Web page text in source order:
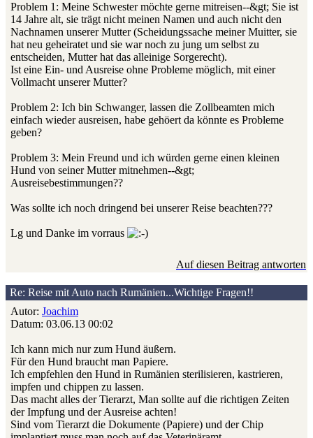
Problem 1: Meine Schwester möchte gerne mitreisen--&gt; Sie ist
14 Jahre alt, sie trägt nicht meinen Namen und auch nicht den
Nachnamen unserer Mutter (Scheidungssache meiner Muitter, sie
hat neu geheiratet und sie war noch zu jung um selbst zu
entscheiden, Mutter hat das alleinige Sorgerecht).
Ist eine Ein- und Ausreise ohne Probleme möglich, mit einer
Vollmacht unserer Mutter?
Problem 2: Ich bin Schwanger, lassen die Zollbeamten mich
einfach wieder ausreisen, habe gehöert da könnte es Probleme
geben?
Problem 3: Mein Freund und ich würden gerne einen kleinen
Hund von seiner Mutter mitnehmen--&gt;
Ausreisebestimmungen??
Was sollte ich noch dringend bei unserer Reise beachten???
Lg und Danke im vorraus
Auf diesen Beitrag antworten
Re: Reise mit Auto nach Rumänien...Wichtige Fragen!!
Autor: Joachim
Datum: 03.06.13 00:02
Ich kann mich nur zum Hund äußern.
Für den Hund braucht man Papiere.
Ich empfehlen den Hund in Rumänien sterilisieren, kastrieren,
impfen und chippen zu lassen.
Das macht alles der Tierarzt, Man sollte auf die richtigen Zeiten
der Impfung und der Ausreise achten!
Sind vom Tierarzt die Dokumente (Papiere) und der Chip